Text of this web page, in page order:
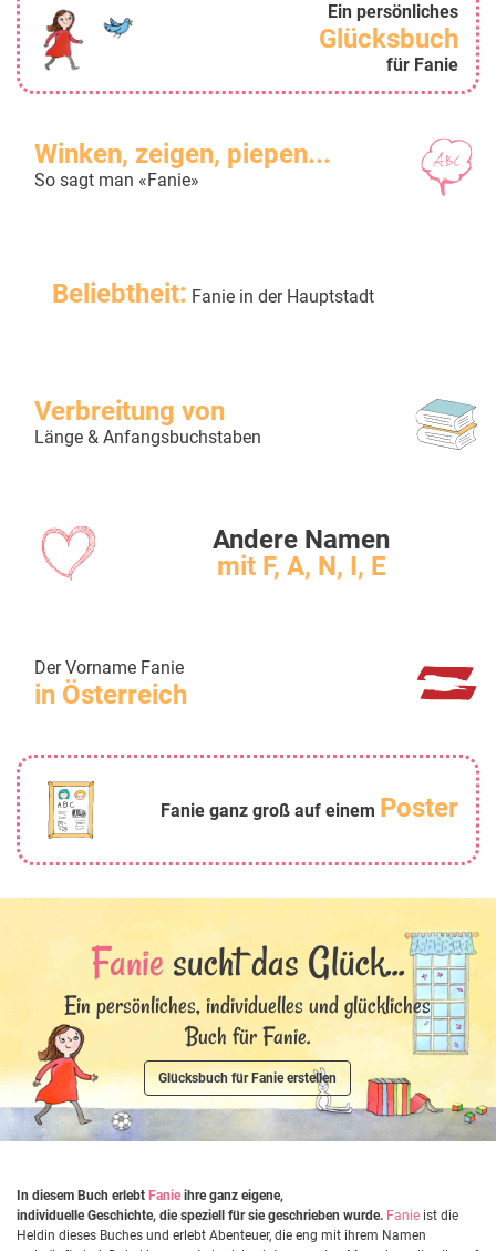
Ein persönliches
Glücksbuch
für Fanie
Winken, zeigen, piepen...
So sagt man «Fanie»
Beliebtheit: Fanie in der Hauptstadt
Verbreitung von
Länge & Anfangsbuchstaben
Andere Namen
mit F, A, N, I, E
Der Vorname Fanie
in Österreich
Fanie ganz groß auf einem Poster
Fanie sucht das Glück...
Ein persönliches, individuelles und glückliches
Buch für Fanie.
Glücksbuch für Fanie erstellen
In diesem Buch erlebt Fanieihre ganz eigene,
individuelle Geschichte, die speziell für sie geschrieben wurde. Fanie ist die
Heldin dieses Buches und erlebt Abenteuer, die eng mit ihrem Namen